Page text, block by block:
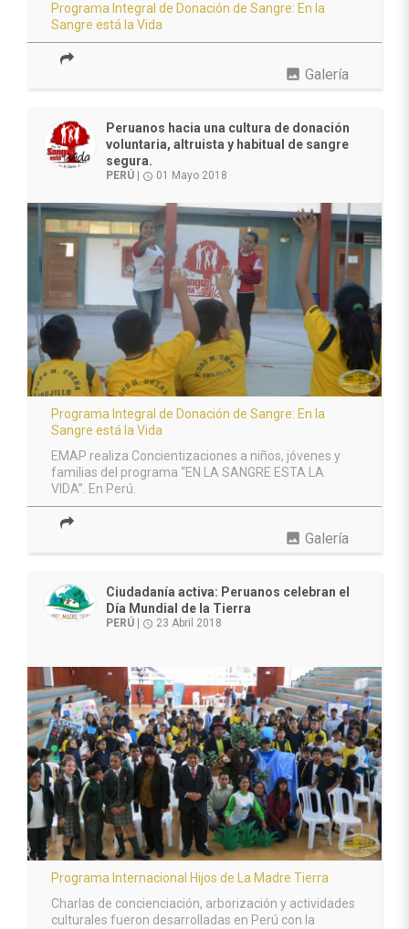
Programa Integral de Donación de Sangre: En la
Sangre está la Vida
photo Galería
Peruanos hacia una cultura de donación
voluntaria, altruista y habitual de sangre
segura.
PERÚ access_time 01 Mayo 2018
Programa Integral de Donación de Sangre: En la
Sangre está la Vida
EMAP realiza Concientizaciones a niños, jóvenes y
familias del programa “EN LA SANGRE ESTA LA
VIDA”. En Perú.
photo Galería
Ciudadanía activa: Peruanos celebran el
Día Mundial de la Tierra
PERÚ access_time 23 Abril 2018
Programa Internacional Hijos de La Madre Tierra
Charlas de concienciación, arborización y actividades
culturales fueron desarrolladas en Perú con la